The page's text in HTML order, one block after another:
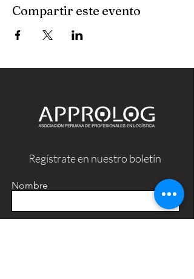
Compartir este evento
Regístrate en nuestro boletín
Nombre